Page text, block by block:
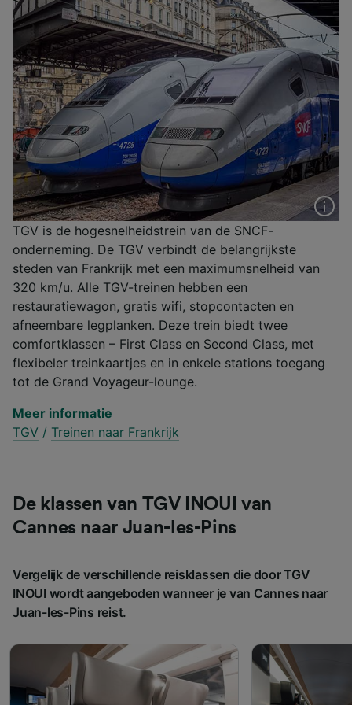
TGV is de hogesnelheidstrein van de SNCF-
onderneming. De TGV verbindt de belangrijkste
steden van Frankrijk met een maximumsnelheid van
320 km/u. Alle TGV-treinen hebben een
restauratiewagon, gratis wifi, stopcontacten en
afneembare legplanken. Deze trein biedt twee
comfortklassen – First Class en Second Class, met
flexibeler treinkaartjes en in enkele stations toegang
tot de Grand Voyageur-lounge.
Meer informatie
TGV / Treinen naar Frankrijk
De klassen van TGV INOUI van
Cannes naar Juan-les-Pins
Vergelijk de verschillende reisklassen die door TGV
INOUI wordt aangeboden wanneer je van Cannes naar
Juan-les-Pins reist.